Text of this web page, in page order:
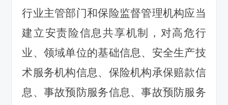
行业主管部门和保险监督管理机构应当
建立安责险信息共享机制，对高危行
业、领域单位的基础信息、安全生产技
术服务机构信息、保险机构承保赔款信
息、事故预防服务信息、事故预防服务